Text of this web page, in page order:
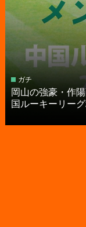
ガチ
岡山の強豪・作
国ルーキーリー